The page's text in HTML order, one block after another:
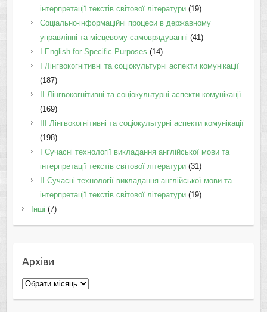
інтерпретації текстів світової літератури(19)
Соціально-інформаційні процеси в державному
управлінні та місцевому самоврядуванні (41)
І English for Specific Purposes (14)
I Лінгвокогнітивні та соціокультурні аспекти комунікації
(187)
IІ Лінгвокогнітивні та соціокультурні аспекти комунікації
(169)
IІI Лінгвокогнітивні та соціокультурні аспекти комунікації
(198)
I Cучасні технології викладання англійської мови та
інтерпретації текстів світової літератури(31)
II Cучасні технології викладання англійської мови та
інтерпретації текстів світової літератури(19)
Інші (7)
Архіви
Архіви